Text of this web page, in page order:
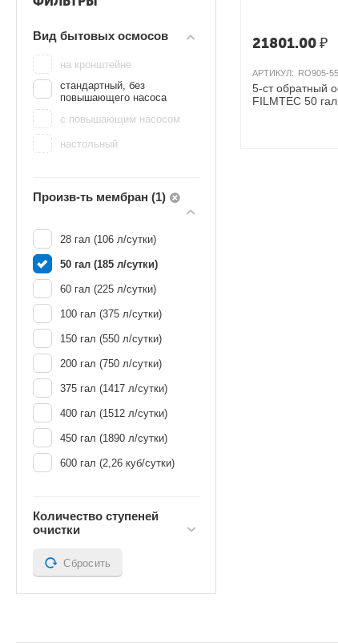
Вид бытовых осмосов
на кронштейне
стандартный, без
повышающего насоса
с повышающим насосом
настольный
Произв-ть мембран (1)
28 гал (106 л/сутки)
50 гал (185 л/сутки)
60 гал (225 л/сутки)
100 гал (375 л/сутки)
150 гал (550 л/сутки)
200 гал (750 л/сутки)
375 гал (1417 л/сутки)
400 гал (1512 л/сутки)
450 гал (1890 л/сутки)
600 гал (2,26 куб/сутки)
Количество ступеней
очистки
Сбросить
21801.00₽
АРТИКУЛ: RO905-
5-ст обратный
FILMTEC 50 гал